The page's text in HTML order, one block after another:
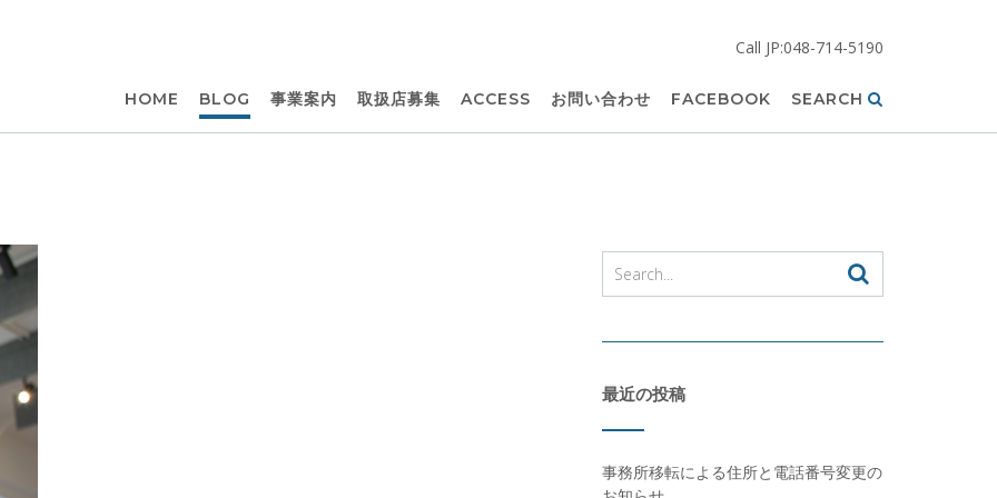
Call JP:048-714-5190
HOME BLOG 事業案内 取扱店募集 ACCESS お問い合わせ FACEBOOK SEARCH
最近の投稿
事務所移転による住所と電話番号変更の